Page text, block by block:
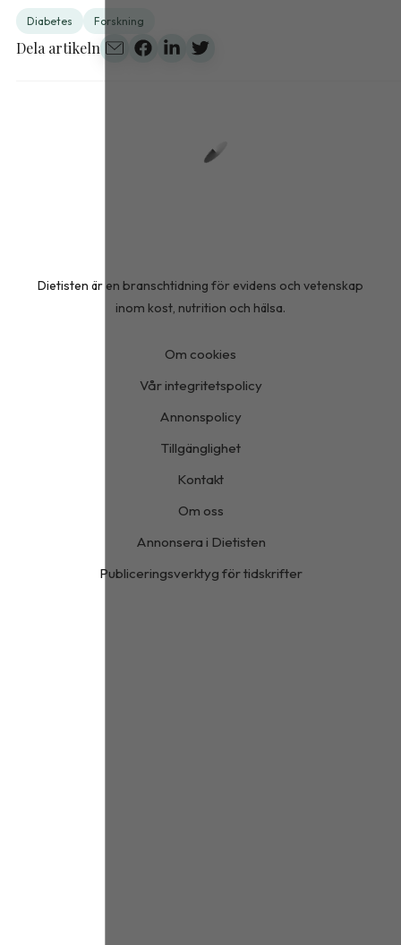
Diabetes Forskning
Dela artikeln
Dietisten är en branschtidning för evidens och vetenskap
inom kost, nutrition och hälsa.
Om cookies
Vår integritetspolicy
Annonspolicy
Tillgänglighet
Kontakt
Om oss
Annonsera i Dietisten
Publiceringsverktyg för tidskrifter